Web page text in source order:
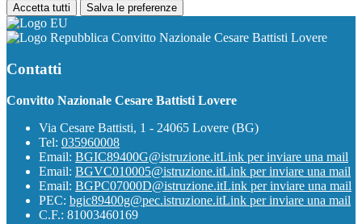
Accetta tutti Salva le preferenze
Convitto Nazionale Cesare Battisti Lovere
Contatti
Convitto Nazionale Cesare Battisti Lovere
Via Cesare Battisti, 1 - 24065 Lovere (BG)
Tel: 035960008
Email: BGIC89400G@istruzione.itLink per inviare una mail
Email: BGVC010005@istruzione.itLink per inviare una mail
Email: BGPC07000D@istruzione.itLink per inviare una mail
PEC: bgic89400g@pec.istruzione.itLink per inviare una mail
C.F.: 81003460169